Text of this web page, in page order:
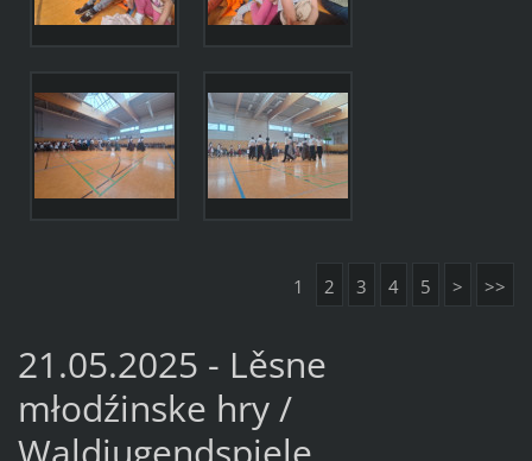
1 2 3 4 5 > >>
21.05.2025 - Lěsne
młodźinske hry /